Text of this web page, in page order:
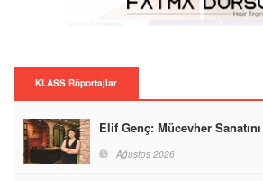
KLASS Röportajlar
Elif Genç: Mücevher
Ağustos 2026